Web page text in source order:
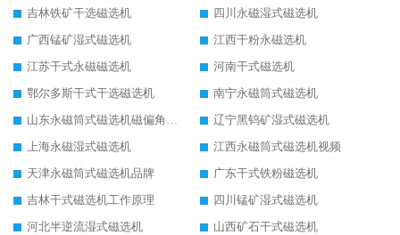
吉林铁矿干选磁选机
四川永磁湿式磁选机
广西锰矿湿式磁选机
江西干粉永磁选机
江苏干式永磁磁选机
河南干式磁选机
鄂尔多斯干式干选磁选机
南宁永磁筒式磁选机
山东永磁筒式磁选机磁偏角怎么调整
辽宁黑钨矿湿式磁选机
上海永磁湿式磁选机
江西永磁筒式磁选机视频
天津永磁筒式磁选机品牌
广东干式铁粉磁选机
吉林干式磁选机工作原理
四川锰矿湿式磁选机
河北半逆流湿式磁选机
山西矿石干式磁选机